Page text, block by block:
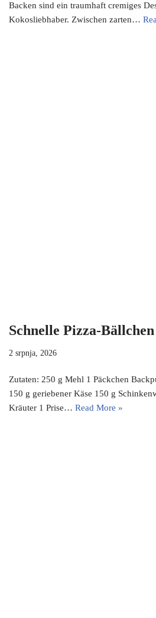
Backen sind ein traumhaft cremiges
Kokosliebhaber. Zwischen zarten…
Schnelle Pizza-Bällchen
2 srpnja, 2026
Zutaten: 250 g Mehl 1 Päckchen
150 g geriebener Käse 150 g
Kräuter 1 Prise… Read More »